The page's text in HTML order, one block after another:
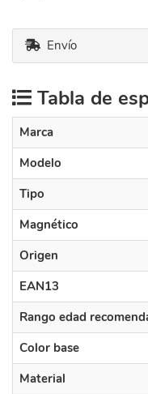
Envío
Tabla de
Marca
Modelo
Tipo
Magnético
Origen
EAN13
Rango edad
Color base
Material